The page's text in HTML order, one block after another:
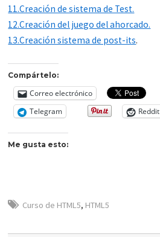
11.Creación de sistema de Test.
12.Creación del juego del ahorcado.
13.Creación sistema de post-its.
Compártelo:
Correo electrónico
Telegram
Reddit
Me gusta esto:
Curso de HTML5, HTML5